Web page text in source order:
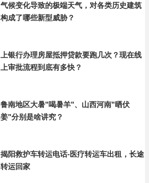
气候变化导致的极端天气，对各类历史建筑
构成了哪些新型威胁？
上银行办理房屋抵押贷款要跑几次？现在线
上审批流程到底有多快？
鲁南地区大暑"喝暑羊"、山西河南"晒伏
姜"分别是啥讲究？
揭阳救护车转运电话-医疗转运车出租，长途
转运回家